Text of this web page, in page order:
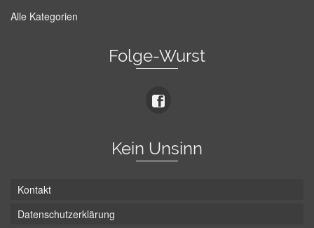
Alle Kategorien
Folge-Wurst
Kein Unsinn
Kontakt
Datenschutzerklärung